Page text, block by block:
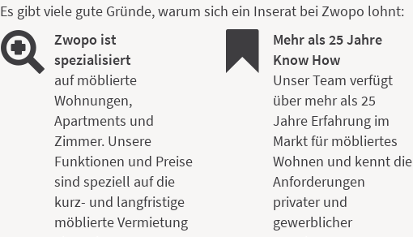
Es gibt viele gute Gründe, warum sich ein Inserat bei Zwopo lohnt:
Zwopo ist
spezialisiert
auf möblierte
Wohnungen,
Apartments und
Zimmer. Unsere
Funktionen und Preise
sind speziell auf die
kurz- und langfristige
möblierte Vermietung
Mehr als 25 Jahre
Know How
Unser Team verfügt
über mehr als 25
Jahre Erfahrung im
Markt für möbliertes
Wohnen und kennt die
Anforderungen
privater und
gewerblicher